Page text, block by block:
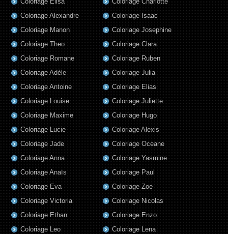
Coloriage Alexandre
Coloriage Manon
Coloriage Theo
Coloriage Romane
Coloriage Adèle
Coloriage Antoine
Coloriage Louise
Coloriage Maxime
Coloriage Lucie
Coloriage Jade
Coloriage Anna
Coloriage Anaïs
Coloriage Eva
Coloriage Victoria
Coloriage Ethan
Coloriage Leo
Coloriage Isaac
Coloriage Josephine
Coloriage Clara
Coloriage Ruben
Coloriage Julia
Coloriage Elias
Coloriage Juliette
Coloriage Hugo
Coloriage Alexis
Coloriage Oceane
Coloriage Yasmine
Coloriage Paul
Coloriage Zoe
Coloriage Nicolas
Coloriage Enzo
Coloriage Lena